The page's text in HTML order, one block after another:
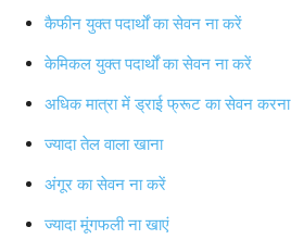
कैफीन युक्त पदार्थों का सेवन ना करें
केमिकल युक्त पदार्थों का सेवन ना करें
अधिक मात्रा में ड्राई फ्रूट का सेवन करना
ज्यादा तेल वाला खाना
अंगूर का सेवन ना करें
ज्यादा मूंगफली ना खाएं